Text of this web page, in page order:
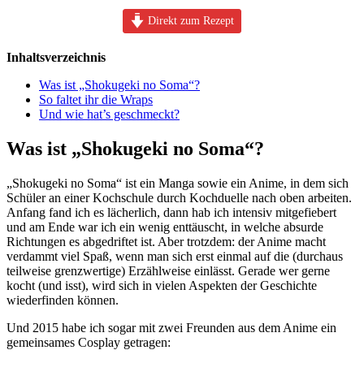
Direkt zum Rezept
Inhaltsverzeichnis
Was ist „Shokugeki no Soma“?
So faltet ihr die Wraps
Und wie hat’s geschmeckt?
Was ist „Shokugeki no Soma“?
„Shokugeki no Soma“ ist ein Manga sowie ein Anime, in dem sich
Schüler an einer Kochschule durch Kochduelle nach oben arbeiten.
Anfang fand ich es lächerlich, dann hab ich intensiv mitgefiebert
und am Ende war ich ein wenig enttäuscht, in welche absurde
Richtungen es abgedriftet ist. Aber trotzdem: der Anime macht
verdammt viel Spaß, wenn man sich erst einmal auf die (durchaus
teilweise grenzwertige) Erzählweise einlässt. Gerade wer gerne
kocht (und isst), wird sich in vielen Aspekten der Geschichte
wiederfinden können.
Und 2015 habe ich sogar mit zwei Freunden aus dem Anime ein
gemeinsames Cosplay getragen: